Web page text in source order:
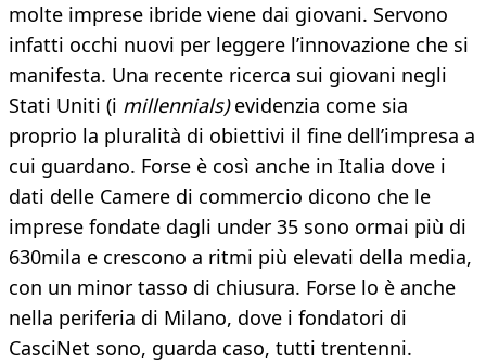
molte imprese ibride viene dai giovani. Servono
infatti occhi nuovi per leggere l’innovazione che si
manifesta. Una recente ricerca sui giovani negli
Stati Uniti (i millennials)evidenzia come sia
proprio la pluralità di obiettivi il fine dell’impresa a
cui guardano. Forse è così anche in Italia dove i
dati delle Camere di commercio dicono che le
imprese fondate dagli under 35 sono ormai più di
630mila e crescono a ritmi più elevati della media,
con un minor tasso di chiusura. Forse lo è anche
nella periferia di Milano, dove i fondatori di
CasciNet sono, guarda caso, tutti trentenni.